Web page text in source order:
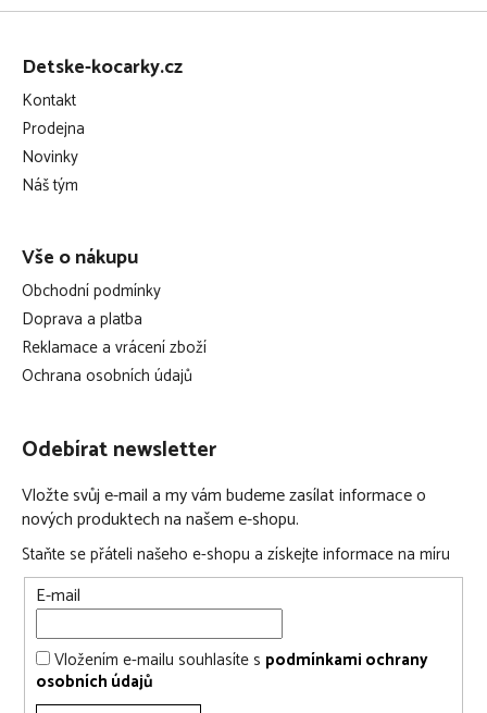
Z
Detske-kocarky.cz
Kontakt
Prodejna
Novinky
Náš tým
Vše o nákupu
Obchodní podmínky
Doprava a platba
Reklamace a vrácení zboží
Ochrana osobních údajů
Odebírat newsletter
Vložte svůj e-mail a my vám budeme zasílat informace o
nových produktech na našem e-shopu.
Staňte se přáteli našeho e-shopu a získejte informace na míru
E-mail
Vložením e-mailu souhlasíte s podmínkami ochrany
osobních údajů